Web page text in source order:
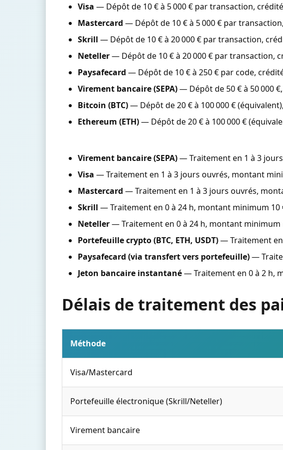
Visa — Dépôt de 10 € à 5 000 € par transaction,
Mastercard — Dépôt de 10 € à 5 000 € par
Skrill — Dépôt de 10 € à 20 000 € par transaction,
Neteller— Dépôt de 10 € à 20 000 € par transaction,
Paysafecard — Dépôt de 10 € à 250 € par code,
Virement bancaire (SEPA)— Dépôt de 50 € à 50 000
Bitcoin (BTC)— Dépôt de 20 € à 100 000 €
Ethereum (ETH)— Dépôt de 20 € à 100 000 €
Virement bancaire (SEPA)— Traitement en 1 à 3
Visa — Traitement en 1 à 3 jours ouvrés, montant
Mastercard — Traitement en 1 à 3 jours ouvrés,
Skrill — Traitement en 0 à 24 h, montant minimum 10
Neteller— Traitement en 0 à 24 h, montant minimum
Portefeuille crypto (BTC, ETH, USDT)— Traitement
Paysafecard (via transfert vers portefeuille)—
Jeton bancaire instantané— Traitement en 0 à 2 h,
Délais de traitement des
Méthode
Visa/Mastercard
Portefeuille électronique (Skrill/Neteller)
Virement bancaire